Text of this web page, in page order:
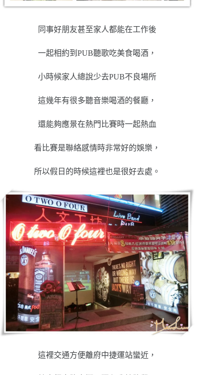
同事好朋友甚至家人都能在工作後
一起相約到PUB聽歌吃美食喝酒，
小時候家人總說少去PUB不良場所
這幾年有很多聽音樂喝酒的餐廳，
還能夠應景在熱門比賽時一起熱血
看比賽是聯絡感情時非常好的娛樂，
所以假日的時候這裡也是很好去處。
這裡交通方便離府中捷運站蠻近，